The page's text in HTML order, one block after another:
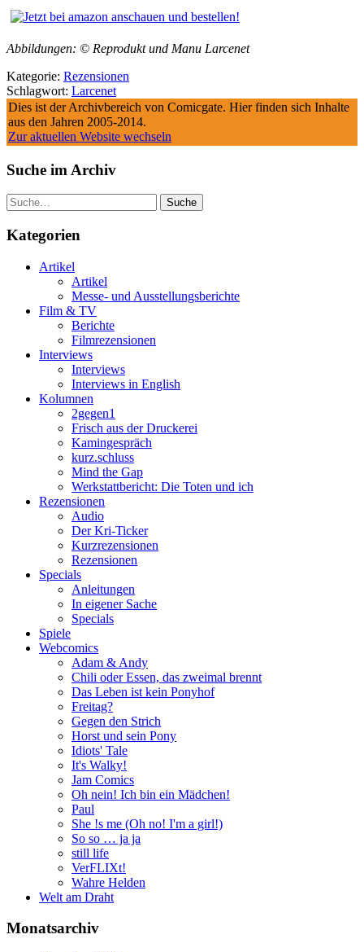
Abbildungen: © Reprodukt und Manu Larcenet
Kategorie: Rezensionen
Schlagwort: Larcenet
Dies ist der Archivbereich von Comicgate. Hier finden sich Inhalte
aus den Jahren 2005-2014.
Zur aktuellen Website wechseln
Suche im Archiv
Suche
Kategorien
Artikel
Artikel
Messe- und Ausstellungsberichte
Film & TV
Berichte
Filmrezensionen
Interviews
Interviews
Interviews in English
Kolumnen
2gegen1
Frisch aus der Druckerei
Kamingespräch
kurz.schluss
Mind the Gap
Werkstattbericht: Die Toten und ich
Rezensionen
Audio
Der Kri-Ticker
Kurzrezensionen
Rezensionen
Specials
Anleitungen
In eigener Sache
Specials
Spiele
Webcomics
Adam & Andy
Chili oder Essen, das zweimal brennt
Das Leben ist kein Ponyhof
Freitag?
Gegen den Strich
Horst und sein Pony
Idiots' Tale
It's Walky!
Jam Comics
Oh nein! Ich bin ein Mädchen!
Paul
She !s me (Oh no! I'm a girl!)
So so … ja ja
still life
VerFLIXt!
Wahre Helden
Welt am Draht
Monatsarchiv